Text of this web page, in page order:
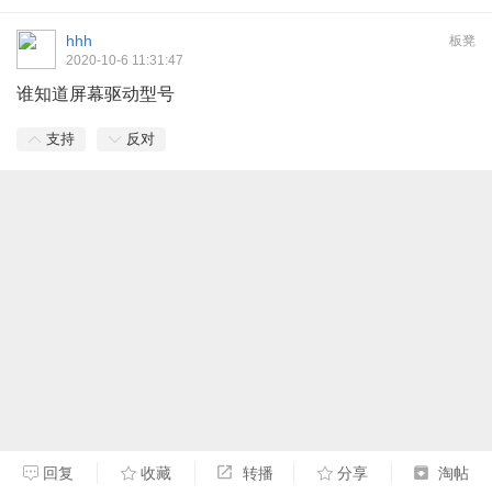
板凳
hhh
2020-10-6 11:31:47
谁知道屏幕驱动型号
支持 反对
回复 收藏 转播 分享 淘帖